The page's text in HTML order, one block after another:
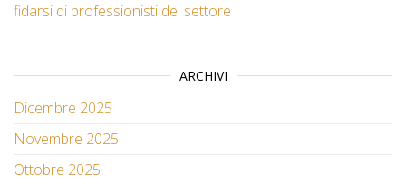
fidarsi di professionisti del settore
ARCHIVI
Dicembre 2025
Novembre 2025
Ottobre 2025